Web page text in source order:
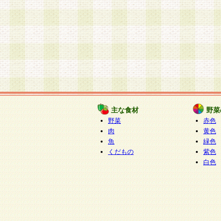
主な食材
野菜
肉
魚
くだもの
野
赤色
黄色
緑色
紫色
白色